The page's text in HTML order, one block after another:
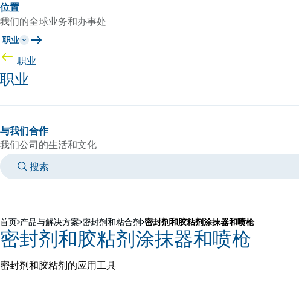
位置
我们的全球业务和办事处
职业
职业
职业
与我们合作
我们公司的生活和文化
搜索
首页 产品与解决方案 密封剂和粘合剂 密封剂和胶粘剂涂抹器和喷枪
密封剂和胶粘剂涂抹器和喷枪
密封剂和胶粘剂的应用工具